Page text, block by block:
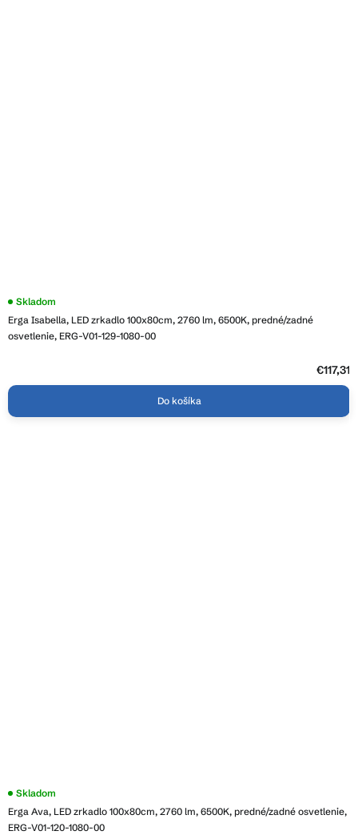
Erga Isabella, LED zrkadlo 100x80cm, 2760 lm, 6500K, predné/zadné
osvetlenie, ERG-V01-129-1080-00
Priemerné
produktu
je
Skladom
€117,31
Do košíka
Erga Ava, LED zrkadlo 100x80cm, 2760 lm, 6500K, predné/zadné osvetlenie,
ERG-V01-120-1080-00
Priemerné
produktu
je
Skladom